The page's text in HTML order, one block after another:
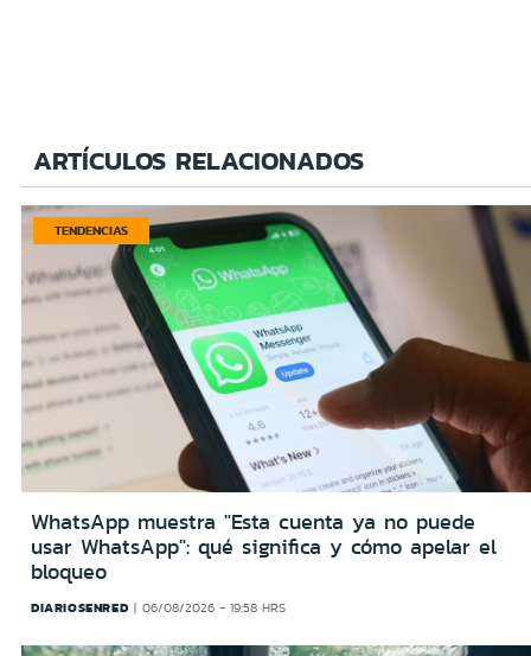
ARTÍCULOS RELACIONADOS
TENDENCIAS
WhatsApp muestra "Esta cuenta ya no puede
usar WhatsApp": qué significa y cómo apelar el
bloqueo
DIARIOSENRED 06/08/2026 - 19:58 HRS